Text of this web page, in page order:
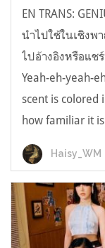
EN TRANS:
นำไปใช้ในเชิงพ
ไปอ้างอิงหรือแช
Yeah-eh-yeah-
scent is colored
how familiar it
Haisy_WM